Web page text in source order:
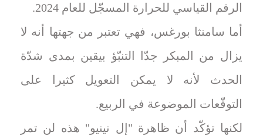
الرقم القياسي للحرارة المسجّل للعام 2024.
أما سامنثا بورغس، فهي تعتبر من جهتها أنه لا
يزال من المبكر جدّا التنبّؤ بيقين بمدى شدّة
الحدث لأنه لا يمكن التعويل كثيرا على
التوقّعات الموضوعة في الربيع.
لكنها تؤكّد أن ظاهرة "إل نينيو" هذه لن تمر